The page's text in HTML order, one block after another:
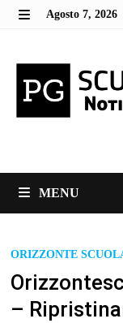
Skip
Agosto 7, 2026
MENU
ORIZZONTE
–